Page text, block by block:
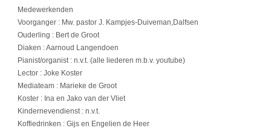
Medewerkenden
Voorganger : Mw. pastor J. Kampjes-Duiveman,Dalfsen
Ouderling : Bert de Groot
Diaken : Aarnoud Langendoen
Pianist/organist : n.v.t. (alle liederen m.b.v. youtube)
Lector : Joke Koster
Mediateam : Marieke de Groot
Koster : Ina en Jako van der Vliet
Kindernevendienst : n.v.t.
Koffiedrinken : Gijs en Engelien de Heer